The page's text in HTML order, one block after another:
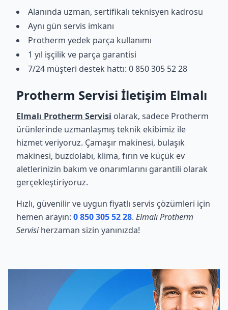
Alanında uzman, sertifikalı teknisyen kadrosu
Aynı gün servis imkanı
Protherm yedek parça kullanımı
1 yıl işçilik ve parça garantisi
7/24 müşteri destek hattı: 0 850 305 52 28
Protherm Servisi İletişim Elmalı
Elmalı Protherm Servisi olarak, sadece Protherm
ürünlerinde uzmanlaşmış teknik ekibimiz ile
hizmet veriyoruz. Çamaşır makinesi, bulaşık
makinesi, buzdolabı, klima, fırın ve küçük ev
aletlerinizin bakım ve onarımlarını garantili olarak
gerçekleştiriyoruz.
Hızlı, güvenilir ve uygun fiyatlı servis çözümleri için
hemen arayın: 0 850 305 52 28. Elmalı Protherm
Servisiherzaman sizin yanınızda!